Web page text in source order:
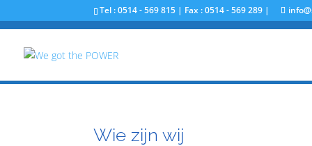
Tel : 0514 - 569 815 | Fax : 0514 - 569 289 |
Wie zijn wij